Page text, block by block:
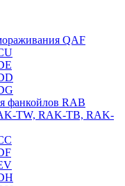
QAF
фанкойлов RAB
TW, RAK-TB, RAK-